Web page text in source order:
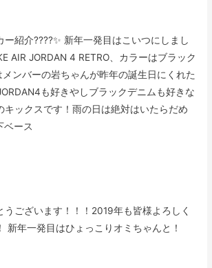
紹介????✨ 新年一発目はこいつにしまし
AIR JORDAN 4 RETRO、カラーはブラック
ンバーの岩ちゃんが昨年の誕生日にくれた
も好きやしブラックデニムも好きな
キックスです！雨の日は絶対はいたらだめ
ベース
うございます！！！2019年も皆様よろしく
新年一発目はひょっこりオミちゃんと！